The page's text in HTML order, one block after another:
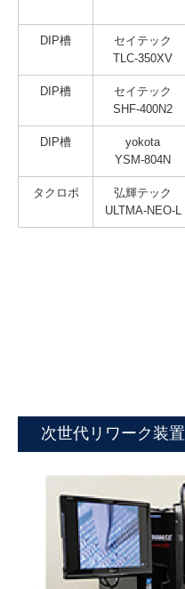
DIP槽
セイテック
TLC-350XV
DIP槽
セイテック
SHF-400N2
DIP槽
yokota
YSM-804N
タクロボ
弘輝テック
ULTMA-NEO-L
次世代リワーク装置